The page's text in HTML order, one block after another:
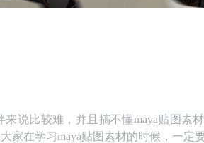
说比较难，并且搞不懂maya贴图
家在学习maya贴图素材的时候，一定